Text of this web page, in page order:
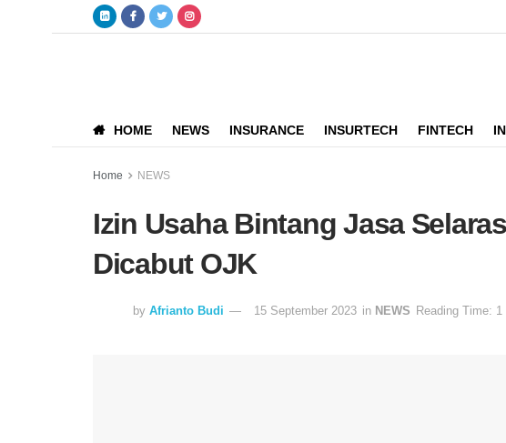
HOME NEWS INSURANCE INSURTECH FINTECH
Home NEWS
Izin Usaha Bintang Jasa
Dicabut OJK
by Afrianto Budi 15 September 2023 in NEWS Reading Time: 1